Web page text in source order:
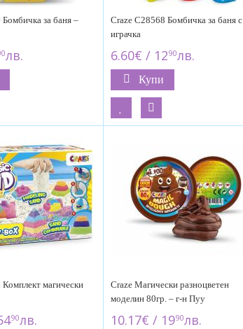
за баня –
лв.
Craze C28568 Бомбичка за баня с
играчка
6.60€ / 1290лв.
Купи
магически
90лв.
Craze Магически разноцветен
моделин 80гр. – г-н Пуу
10.17€ / 1990лв.